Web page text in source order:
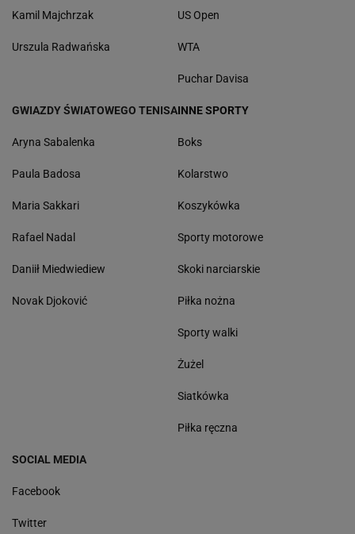
Kamil Majchrzak
Urszula Radwańska
US Open
WTA
Puchar Davisa
GWIAZDY ŚWIATOWEGO TENISA
Aryna Sabalenka
Paula Badosa
Maria Sakkari
Rafael Nadal
Daniił Miedwiediew
Novak Djoković
INNE SPORTY
Boks
Kolarstwo
Koszykówka
Sporty motorowe
Skoki narciarskie
Piłka nożna
Sporty walki
Żużel
Siatkówka
Piłka ręczna
SOCIAL MEDIA
Facebook
Twitter